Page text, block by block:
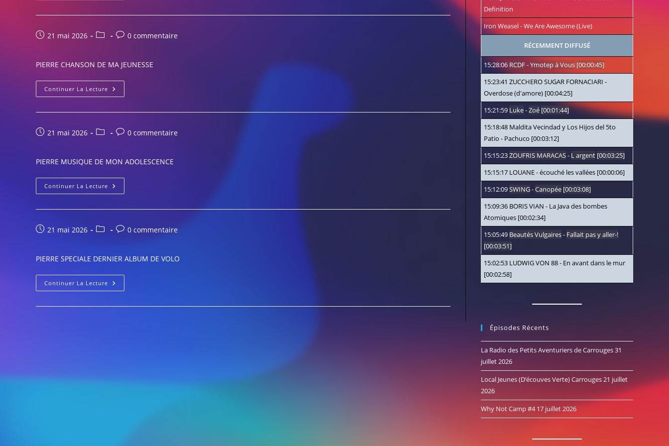
HOUSE
Publication
21 mai 2026
Post
Commentaires
publication :
0 commentaire
PIERRE CHANSON DE MA JEUNESSE
Continuer La Lecture PIERRE
CHANSON
MA
Publication
21 mai 2026
Post
Commentaires
publication :
0 commentaire
PIERRE MUSIQUE DE MON ADOLESCENCE
Continuer La Lecture PIERRE
MUSIQUE
MON
Publication
21 mai 2026
Post
Commentaires
publication :
0 commentaire
PIERRE SPECIALE DERNIER ALBUM DE VOLO
Continuer La Lecture PIERRE
SPECIALE
ALBUM
Definition
Iron Weasel-We Are Awesome (Live)
RÉCEMMENT DIFFUSÉ
15:28:06 RCDF-Ymotep à Vous [00:00:45]
15:23:41 ZUCCHERO SUGAR FORNACIARI -
Overdose (d'amore) [00:04:25]
15:21:59 Luke-Zoé [00:01:44]
15:18:48 Maldita Vecindad y Los Hijos del 5to
Patio - Pachuco [00:03:12]
15:15:23ZOUFRIS MARACAS- L argent [00:03:25]
15:15:17 LOUANE-écouché les vallées [00:00:06]
15:12:09SWING-Canopée [00:03:08]
15:09:36 BORIS VIAN - La Java des bombes
Atomiques [00:02:34]
15:05:49 Beautés Vulgaires- Fallait pas y aller-!
[00:03:51]
15:02:53 LUDWIG VON 88- En avant dans le mur
[00:02:58]
Épisodes Récents
La Radio des Petits Aventuriers de Carrouges31
juillet 2026
Local Jeunes (D’écouves Verte) Carrouges21 juillet
2026
Why Not Camp #4 17 juillet 2026